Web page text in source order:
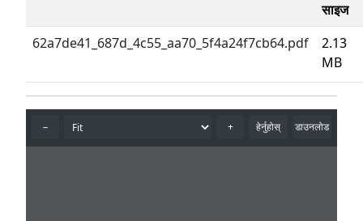
साइज
62a7de41_687d_4c55_aa70_5f4a24f7cb64.pdf
2.13
MB